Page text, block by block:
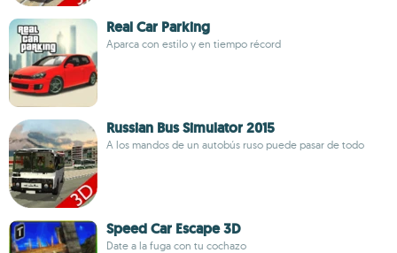
Real Car Parking
Aparca con estilo y en tiempo récord
Russian Bus Simulator 2015
A los mandos de un autobús ruso puede pasar de todo
Speed Car Escape 3D
Date a la fuga con tu cochazo